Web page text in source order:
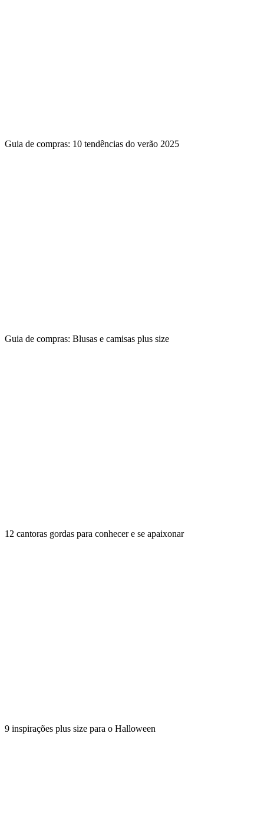
Guia de compras: 10 tendências do verão 2025
Guia de compras: Blusas e camisas plus size
12 cantoras gordas para conhecer e se apaixonar
9 inspirações plus size para o Halloween